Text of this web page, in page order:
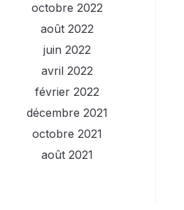
octobre 2022
août 2022
juin 2022
avril 2022
février 2022
décembre 2021
octobre 2021
août 2021